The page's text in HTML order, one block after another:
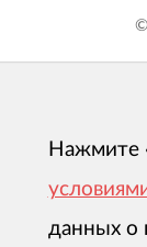
Нажмите
данных о